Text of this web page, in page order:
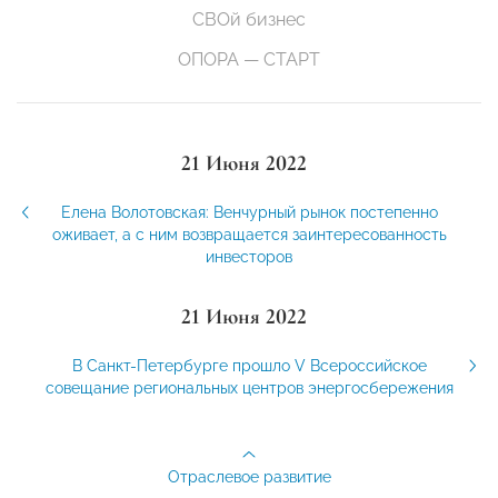
СВОй бизнес
ОПОРА — СТАРТ
21 Июня 2022
Елена Волотовская: Венчурный рынок постепенно
оживает, а с ним возвращается заинтересованность
инвесторов
21 Июня 2022
В Санкт-Петербурге прошло V Всероссийское
совещание региональных центров энергосбережения
Отраслевое развитие